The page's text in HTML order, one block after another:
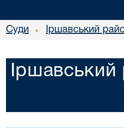
Суди • Іршавський
Іршавський